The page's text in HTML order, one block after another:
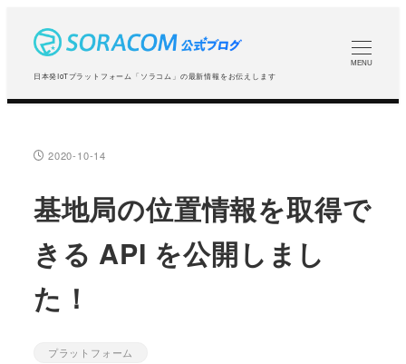
コ
日本発IoTプラットフォーム「ソラコム」の最新情報をお伝えします
MENU
投稿日
2020-10-14
基地局の位置情報を取得で
きる API を公開しまし
た！
カテゴリー
プラットフォーム